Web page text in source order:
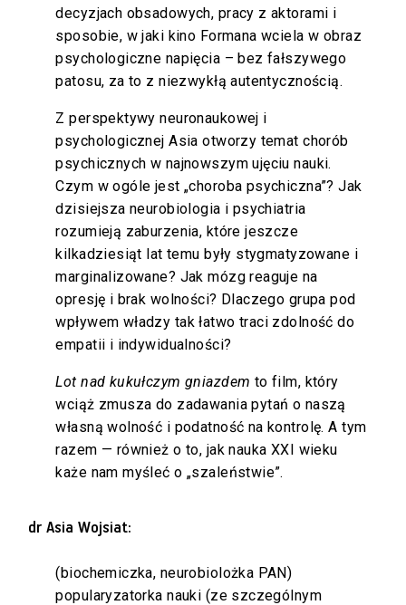
decyzjach obsadowych, pracy z aktorami i
sposobie, w jaki kino Formana wciela w obraz
psychologiczne napięcia – bez fałszywego
patosu, za to z niezwykłą autentycznością.
Z perspektywy neuronaukowej i
psychologicznej Asia otworzy temat chorób
psychicznych w najnowszym ujęciu nauki.
Czym w ogóle jest „choroba psychiczna”? Jak
dzisiejsza neurobiologia i psychiatria
rozumieją zaburzenia, które jeszcze
kilkadziesiąt lat temu były stygmatyzowane i
marginalizowane? Jak mózg reaguje na
opresję i brak wolności? Dlaczego grupa pod
wpływem władzy tak łatwo traci zdolność do
empatii i indywidualności?
Lot nad kukułczym gniazdem to film, który
wciąż zmusza do zadawania pytań o naszą
własną wolność i podatność na kontrolę. A tym
razem — również o to, jak nauka XXI wieku
każe nam myśleć o „szaleństwie”.
dr Asia Wojsiat:
(biochemiczka, neurobiolożka PAN)
popularyzatorka nauki (ze szczególnym